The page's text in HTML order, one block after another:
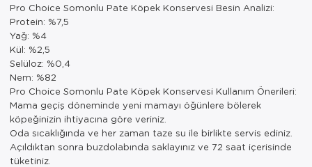
Pro Choice Somonlu Pate Köpek Konservesi Besin Analizi:
Protein: %7,5
Yağ: %4
Kül: %2,5
Selüloz: %0,4
Nem: %82
Pro Choice Somonlu Pate Köpek Konservesi Kullanım Önerileri:
Mama geçiş döneminde yeni mamayı öğünlere bölerek
köpeğinizin ihtiyacına göre veriniz.
Oda sıcaklığında ve her zaman taze su ile birlikte servis ediniz.
Açıldıktan sonra buzdolabında saklayınız ve 72 saat içerisinde
tüketiniz.